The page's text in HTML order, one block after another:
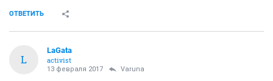
ОТВЕТИТЬ
L
LaGata
activist
13 февраля 2017 Varuna